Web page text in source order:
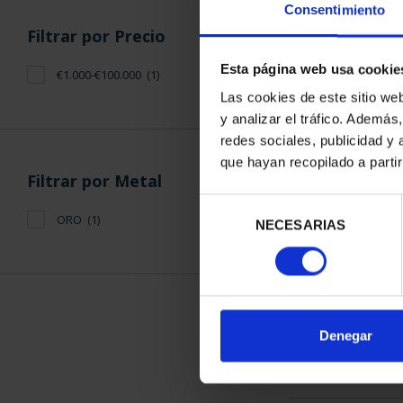
Consentimiento
Esta página web usa
Las cookies de este sitio
y analizar el tráfico.
redes sociales, publicidad y
que hayan recopilado a
consentimiento
NECESARIAS
Denegar
Filtrar por Precio
€1.000-€100.000 (1)
Filtrar por Metal
ORO (1)
(2023) 4
ORDENAR POR: